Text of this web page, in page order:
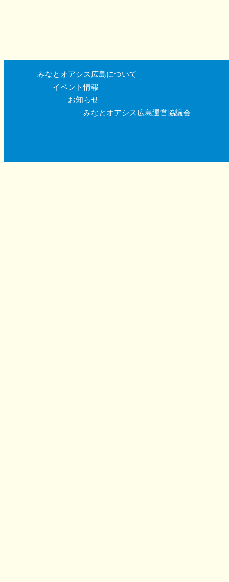
みなとオアシス広島について
イベント情報
お知らせ
みなとオアシス広島運営協議会